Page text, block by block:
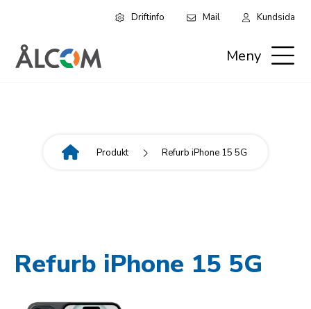
till
huvudinnehåll
Driftinfo Mail Kundsida
Meny
Produkt Refurb iPhone 15 5G
Refurb iPhone 15 5G